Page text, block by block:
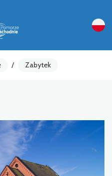
/ Zabytek